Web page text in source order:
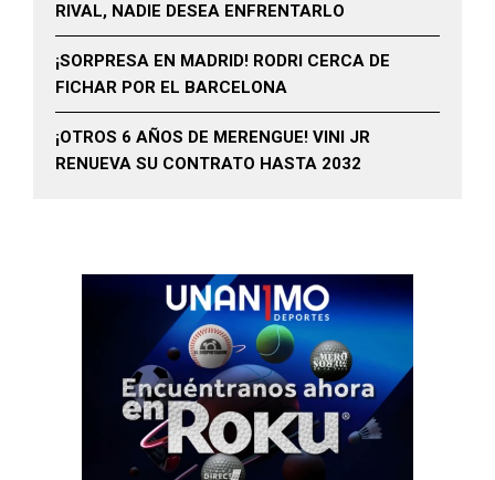
RIVAL, NADIE DESEA ENFRENTARLO
¡SORPRESA EN MADRID! RODRI CERCA DE
FICHAR POR EL BARCELONA
¡OTROS 6 AÑOS DE MERENGUE! VINI JR
RENUEVA SU CONTRATO HASTA 2032